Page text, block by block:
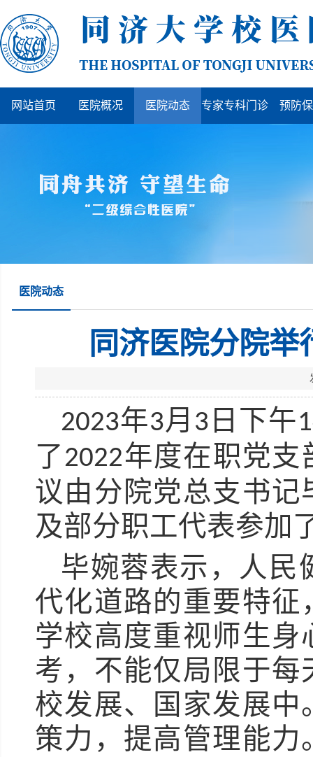
网站首页 医院概况 医院动态 专家专科门诊 预防
医院动态
同济医院分院
2023年3月 3 日下午
了2022年度在职党支
议由分院党总支书
及部分职工代表参加
毕婉蓉表示，人民
代化道路的重要特
学校高度重视师生
考，不能仅局限于
校发展、国家发展
策力，提高管理能